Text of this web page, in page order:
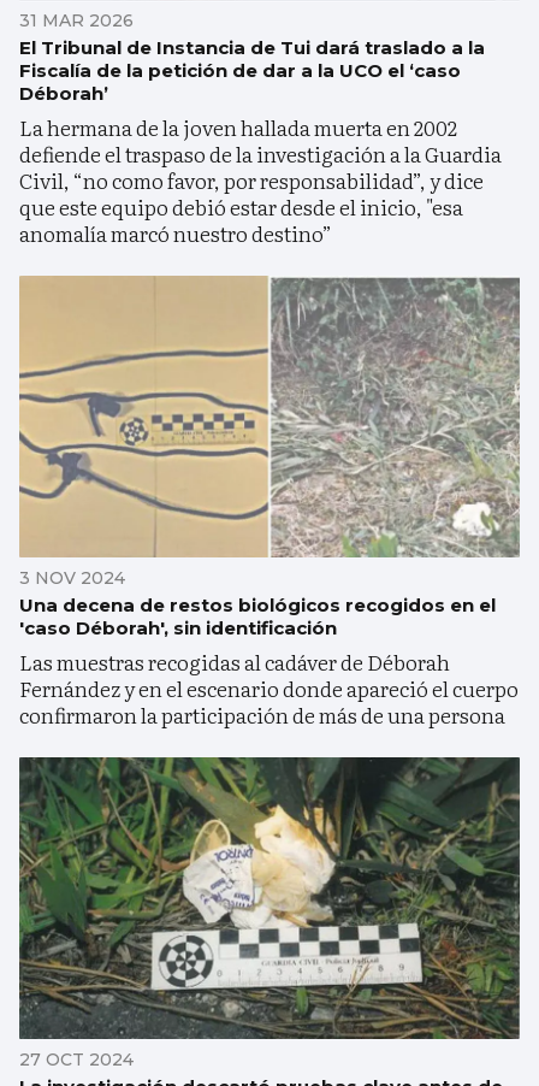
31 MAR 2026
El Tribunal de Instancia de Tui dará traslado a la
Fiscalía de la petición de dar a la UCO el ‘caso
Déborah’
La hermana de la joven hallada muerta en 2002
defiende el traspaso de la investigación a la Guardia
Civil, “no como favor, por responsabilidad”, y dice
que este equipo debió estar desde el inicio, "esa
anomalía marcó nuestro destino”
3 NOV 2024
Una decena de restos biológicos recogidos en el
'caso Déborah', sin identificación
Las muestras recogidas al cadáver de Déborah
Fernández y en el escenario donde apareció el cuerpo
confirmaron la participación de más de una persona
27 OCT 2024